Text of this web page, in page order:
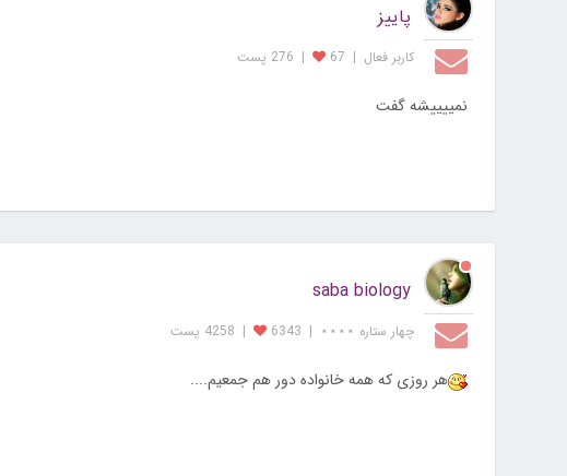
پاییز
کاربر فعال |
67
| 276 پست
نمییییشه گفت
saba biology
چهار ستاره ⋆⋆⋆⋆ |
6343
| 4258 پست
هر روزی که همه خانواده دور هم جمعیم....